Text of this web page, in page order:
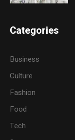
Categories
Business
Culture
Fashion
Food
Tech